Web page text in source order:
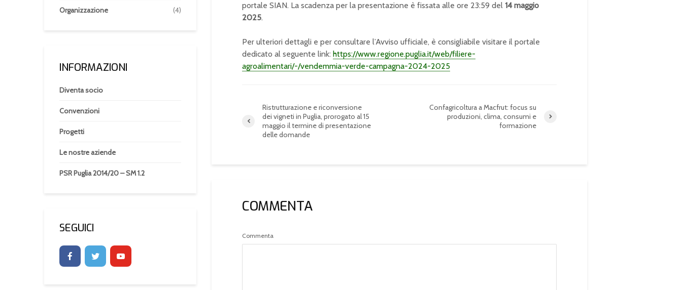
portale SIAN. La scadenza per la presentazione è fissata alle ore 23:59 del 14 maggio
2025.
Per ulteriori dettagli e per consultare l’Avviso ufficiale, è consigliabile visitare il portale
dedicato al seguente link: https://www.regione.puglia.it/web/filiere-
agroalimentari/-/vendemmia-verde-campagna-2024-2025
Ristrutturazione e riconversione
dei vigneti in Puglia, prorogato al 15
maggio il termine di presentazione
delle domande
Confagricoltura a Macfrut: focus su
produzioni, clima, consumi e
formazione
COMMENTA
Commenta
Organizzazione (4)
INFORMAZIONI
Diventa socio
Convenzioni
Progetti
Le nostre aziende
PSR Puglia 2014/20 – SM 1.2
SEGUICI